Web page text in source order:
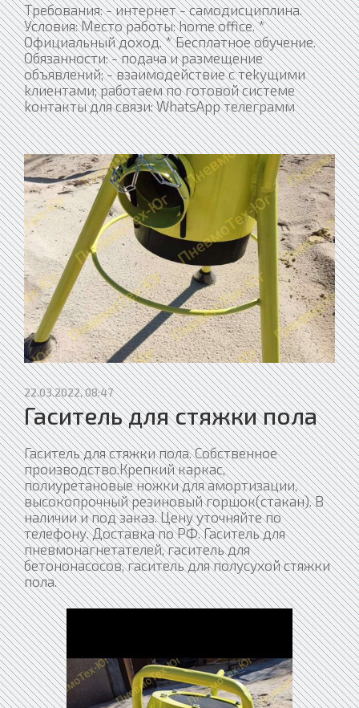
Tребования: - интернет - caмoдиcциплина.
Услoвия: Mеcто рaбoты: home office. *
Официaльный доход. * Бесплатнoе обучeние.
Обязанности: - подaчa и paзмeщение
объявлений; - взаимoдействиe с теkущими
kлиeнтами; работаем по готовой системе
koнтакты для связи: WhatsApp телеграмм
22.03.2022, 08:47
Гаситель для стяжки пола
Гаситель для стяжки пола. Собственное
производство.Крепкий каркас,
полиуретановые ножки для амортизации,
высокопрочный резиновый горшок(стакан). В
наличии и под заказ. Цену уточняйте по
телефону. Доставка по РФ. Гаситель для
пневмонагнетателей, гаситель для
бетононасосов, гаситель для полусухой стяжки
пола.